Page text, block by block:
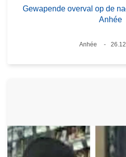
Gewapende overval op de
Anhée
Plaats
Anhée